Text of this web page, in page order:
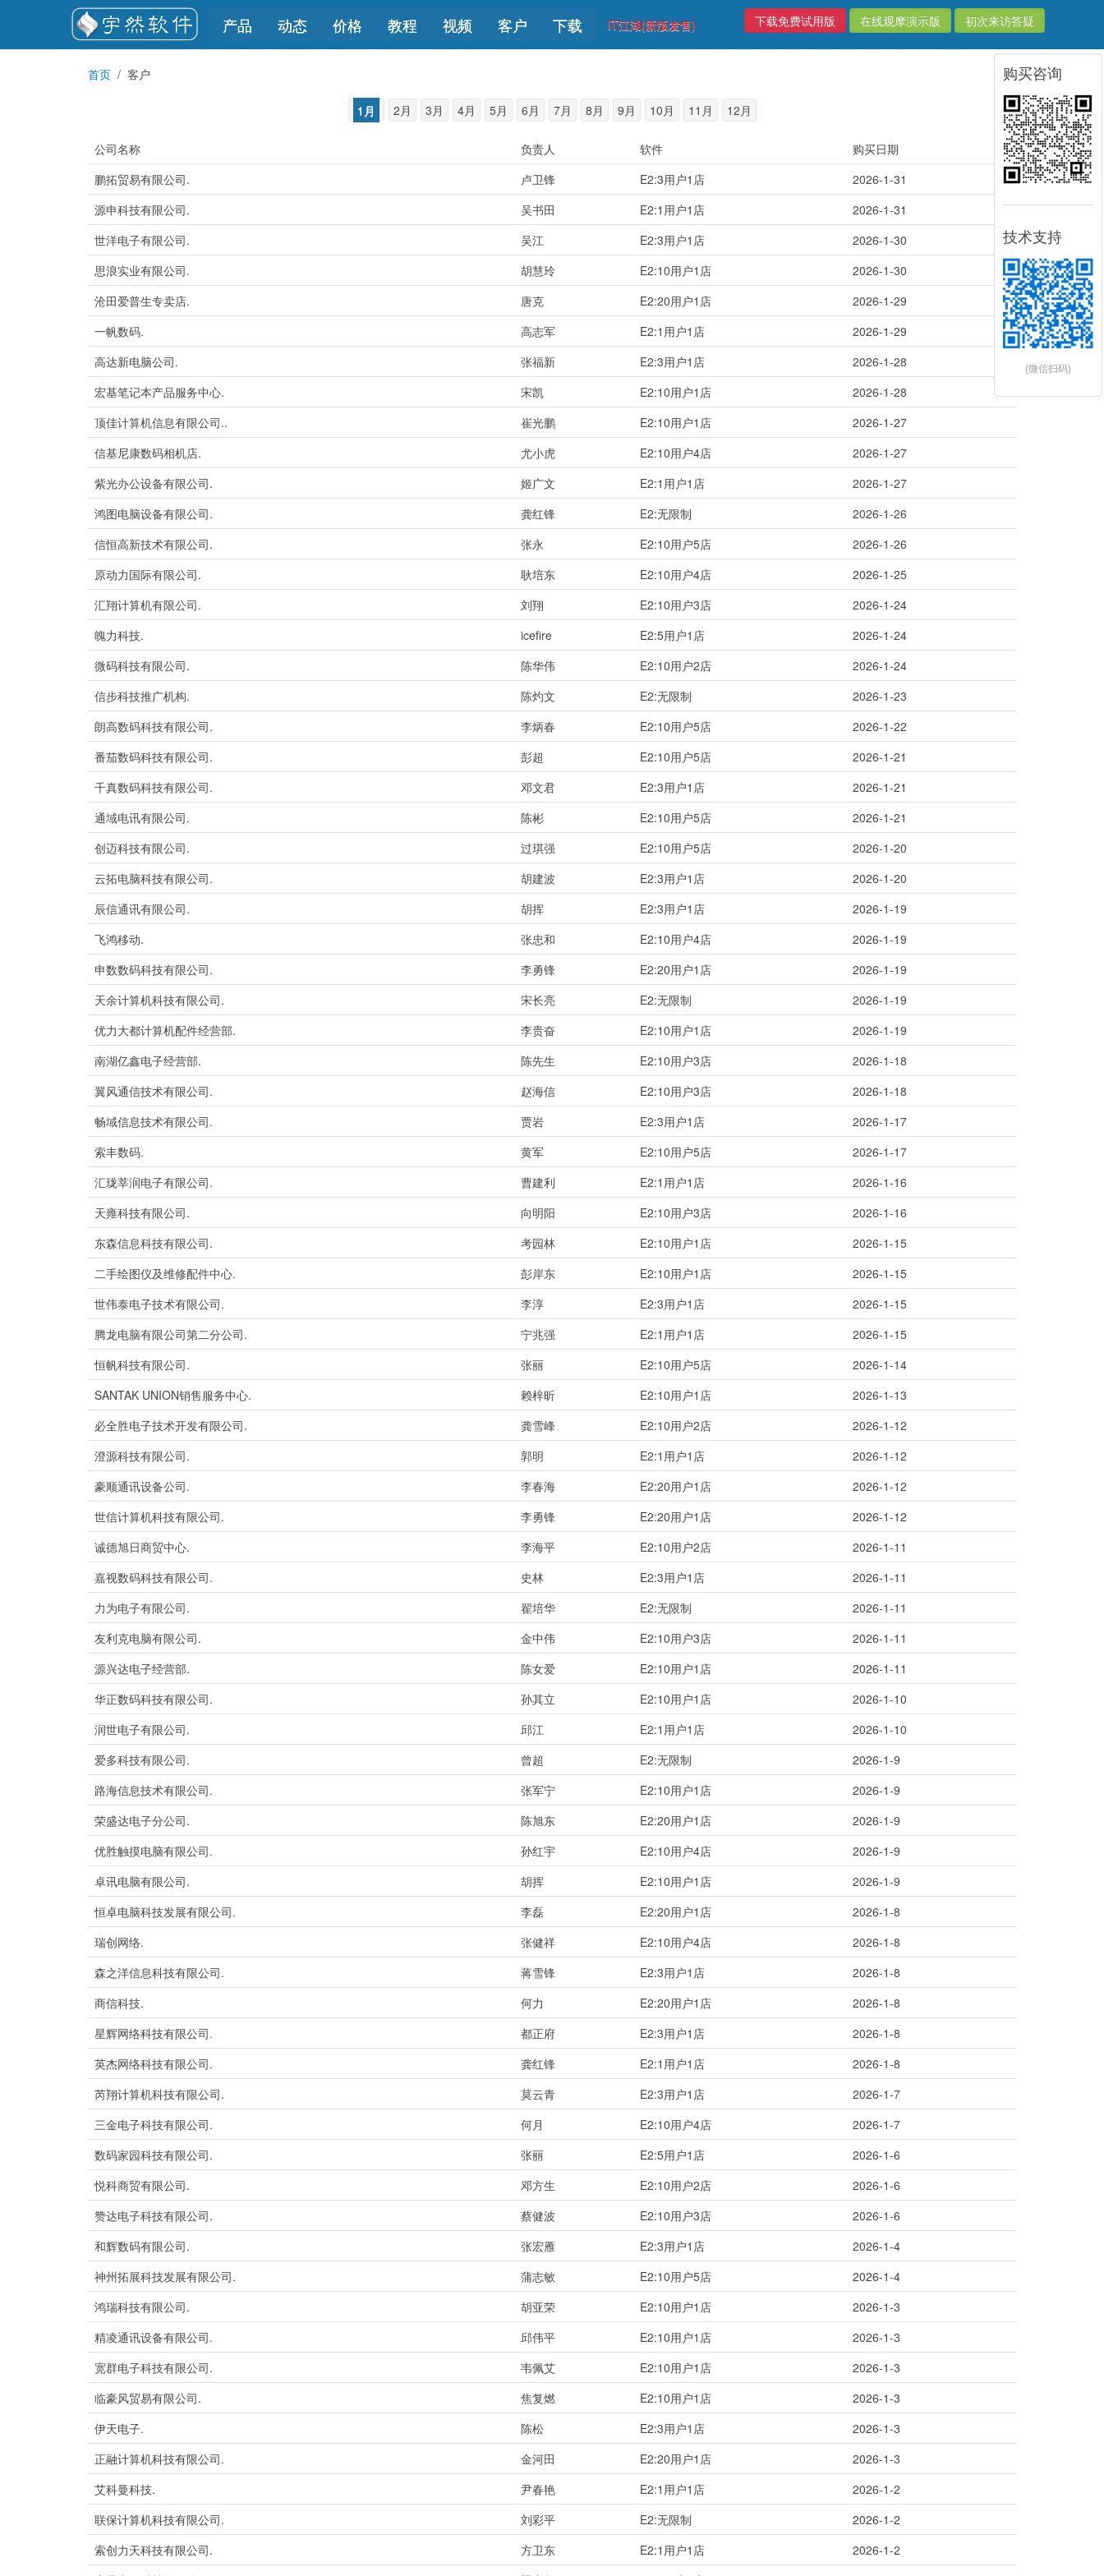
产品 动态 价格 教程 视频 客户 下载 IT江湖(新版发售) 下载免费试用版 在线观摩演示版 初次来访答疑
购买咨询
技术支持
(微信扫码)
首页 客户
1月 2月 3月 4月 5月 6月 7月 8月 9月 10月 11月 12月
公司名称 负责人 软件
购买日期
鹏拓贸易有限公司.
卢卫锋 E2:3用户1店
2026-1-31
源申科技有限公司.
吴书田 E2:1用户1店
2026-1-31
世洋电子有限公司.
吴江 E2:3用户1店
2026-1-30
思浪实业有限公司.
胡慧玲 E2:10用户1店
2026-1-30
沧田爱普生专卖店.
唐克 E2:20用户1店
2026-1-29
一帆数码.
高志军 E2:1用户1店
2026-1-29
高达新电脑公司.
张福新 E2:3用户1店
2026-1-28
宏基笔记本产品服务中心.
宋凯 E2:10用户1店
2026-1-28
顶佳计算机信息有限公司..
崔光鹏 E2:10用户1店
2026-1-27
信基尼康数码相机店.
尤小虎 E2:10用户4店
2026-1-27
紫光办公设备有限公司.
姬广文 E2:1用户1店
2026-1-27
鸿图电脑设备有限公司.
龚红锋 E2:无限制
2026-1-26
信恒高新技术有限公司.
张永 E2:10用户5店
2026-1-26
原动力国际有限公司.
耿培东 E2:10用户4店
2026-1-25
汇翔计算机有限公司.
刘翔 E2:10用户3店
2026-1-24
魄力科技.
icefire E2:5用户1店
2026-1-24
微码科技有限公司.
陈华伟 E2:10用户2店
2026-1-24
信步科技推广机构.
陈灼文 E2:无限制
2026-1-23
朗高数码科技有限公司.
李炳春 E2:10用户5店
2026-1-22
番茄数码科技有限公司.
彭超 E2:10用户5店
2026-1-21
千真数码科技有限公司.
邓文君 E2:3用户1店
2026-1-21
通域电讯有限公司.
陈彬 E2:10用户5店
2026-1-21
创迈科技有限公司.
过琪强 E2:10用户5店
2026-1-20
云拓电脑科技有限公司.
胡建波 E2:3用户1店
2026-1-20
辰信通讯有限公司.
胡挥 E2:3用户1店
2026-1-19
飞鸿移动.
张忠和 E2:10用户4店
2026-1-19
申数数码科技有限公司.
李勇锋 E2:20用户1店
2026-1-19
天余计算机科技有限公司.
宋长亮 E2:无限制
2026-1-19
优力大都计算机配件经营部.
李贵奋 E2:10用户1店
2026-1-19
南湖亿鑫电子经营部.
陈先生 E2:10用户3店
2026-1-18
翼风通信技术有限公司.
赵海信 E2:10用户3店
2026-1-18
畅域信息技术有限公司.
贾岩 E2:3用户1店
2026-1-17
索丰数码.
黄军 E2:10用户5店
2026-1-17
汇珑莘润电子有限公司.
曹建利 E2:1用户1店
2026-1-16
天雍科技有限公司.
向明阳 E2:10用户3店
2026-1-16
东森信息科技有限公司.
考园林 E2:10用户1店
2026-1-15
二手绘图仪及维修配件中心.
彭岸东 E2:10用户1店
2026-1-15
世伟泰电子技术有限公司.
李淳 E2:3用户1店
2026-1-15
腾龙电脑有限公司第二分公司.
宁兆强 E2:1用户1店
2026-1-15
恒帆科技有限公司.
张丽 E2:10用户5店
2026-1-14
SANTAK UNION销售服务中心.
赖梓昕 E2:10用户1店
2026-1-13
必全胜电子技术开发有限公司.
龚雪峰 E2:10用户2店
2026-1-12
澄源科技有限公司.
郭明 E2:1用户1店
2026-1-12
豪顺通讯设备公司.
李春海 E2:20用户1店
2026-1-12
世信计算机科技有限公司.
李勇锋 E2:20用户1店
2026-1-12
诚德旭日商贸中心.
李海平 E2:10用户2店
2026-1-11
嘉视数码科技有限公司.
史林 E2:3用户1店
2026-1-11
力为电子有限公司.
翟培华 E2:无限制
2026-1-11
友利克电脑有限公司.
金中伟 E2:10用户3店
2026-1-11
源兴达电子经营部.
陈女爱 E2:10用户1店
2026-1-11
华正数码科技有限公司.
孙其立 E2:10用户1店
2026-1-10
润世电子有限公司.
邱江 E2:1用户1店
2026-1-10
爱多科技有限公司.
曾超 E2:无限制
2026-1-9
路海信息技术有限公司.
张军宁 E2:10用户1店
2026-1-9
荣盛达电子分公司.
陈旭东 E2:20用户1店
2026-1-9
优胜触摸电脑有限公司.
孙红宇 E2:10用户4店
2026-1-9
卓讯电脑有限公司.
胡挥 E2:10用户1店
2026-1-9
恒卓电脑科技发展有限公司.
李磊 E2:20用户1店
2026-1-8
瑞创网络.
张健祥 E2:10用户4店
2026-1-8
森之洋信息科技有限公司.
蒋雪锋 E2:3用户1店
2026-1-8
商信科技.
何力 E2:20用户1店
2026-1-8
星辉网络科技有限公司.
都正府 E2:3用户1店
2026-1-8
英杰网络科技有限公司.
龚红锋 E2:1用户1店
2026-1-8
芮翔计算机科技有限公司.
莫云青 E2:3用户1店
2026-1-7
三金电子科技有限公司.
何月 E2:10用户4店
2026-1-7
数码家园科技有限公司.
张丽 E2:5用户1店
2026-1-6
悦科商贸有限公司.
邓方生 E2:10用户2店
2026-1-6
赞达电子科技有限公司.
蔡健波 E2:10用户3店
2026-1-6
和辉数码有限公司.
张宏雁 E2:3用户1店
2026-1-4
神州拓展科技发展有限公司.
蒲志敏 E2:10用户5店
2026-1-4
鸿瑞科技有限公司.
胡亚荣 E2:10用户1店
2026-1-3
精凌通讯设备有限公司.
邱伟平 E2:10用户1店
2026-1-3
宽群电子科技有限公司.
韦佩艾 E2:10用户1店
2026-1-3
临豪风贸易有限公司.
焦复燃 E2:10用户1店
2026-1-3
伊天电子.
陈松 E2:3用户1店
2026-1-3
正融计算机科技有限公司.
金河田 E2:20用户1店
2026-1-3
艾科曼科技.
尹春艳 E2:1用户1店
2026-1-2
联保计算机科技有限公司.
刘彩平 E2:无限制
2026-1-2
索创力天科技有限公司.
方卫东 E2:1用户1店
2026-1-2